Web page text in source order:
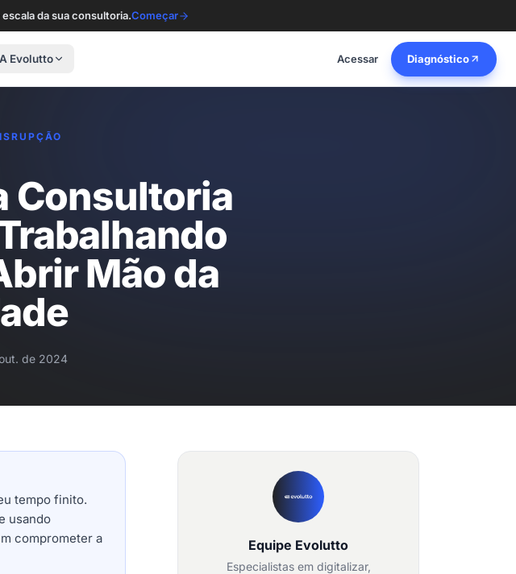
da sua consultoria.Começar
A Evolutto Acessar Diagnóstico
Consultoria
Mão da
de 2024
tempo finito.
usando
comprometer a
Equipe Evolutto
Especialistas em digitalizar,